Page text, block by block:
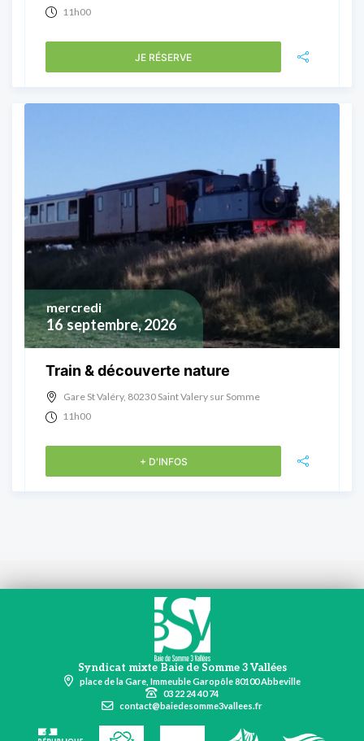
11h00
JE RÉSERVE
16 septembre, 2026
mercredi
Train & découverte nature
Gare St Valéry, 80230 Saint Valery sur Somme
11h00
+ D'INFOS
Syndicat mixte Baie de Somme 3 Vallées
place de la Gare, Immeuble Garopôle 80100 Abbeville
03 22 24 40 74
contact@baiedesomme3vallees.fr